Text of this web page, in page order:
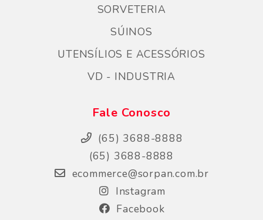
SORVETERIA
SÚINOS
UTENSÍLIOS E ACESSÓRIOS
VD - INDUSTRIA
Fale Conosco
(65) 3688-8888
(65) 3688-8888
ecommerce@sorpan.com.br
Instagram
Facebook